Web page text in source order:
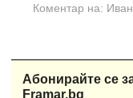
Коментар на:
Абонирайте се
Framar.bg